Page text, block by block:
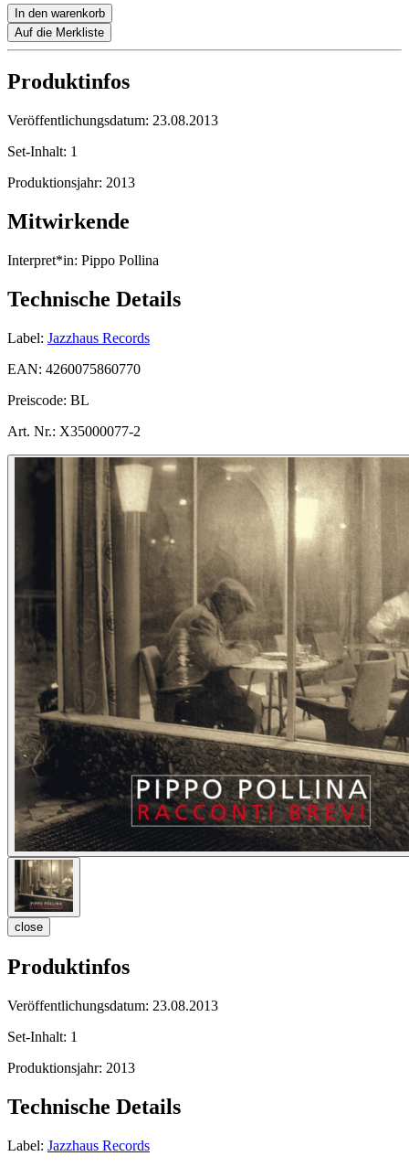
In den warenkorb
Auf die Merkliste
Produktinfos
Veröffentlichungsdatum: 23.08.2013
Set-Inhalt: 1
Produktionsjahr: 2013
Mitwirkende
Interpret*in: Pippo Pollina
Technische Details
Label: Jazzhaus Records
EAN: 4260075860770
Preiscode: BL
Art. Nr.: X35000077-2
close
Produktinfos
Veröffentlichungsdatum: 23.08.2013
Set-Inhalt: 1
Produktionsjahr: 2013
Technische Details
Label: Jazzhaus Records